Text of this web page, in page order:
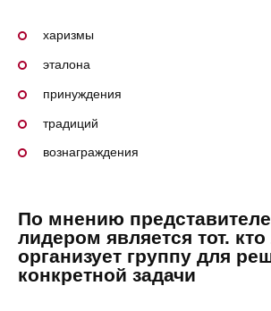
харизмы
эталона
принуждения
традиций
вознаграждения
По мнению
лидером является тот.
организует группу для
конкретной задачи